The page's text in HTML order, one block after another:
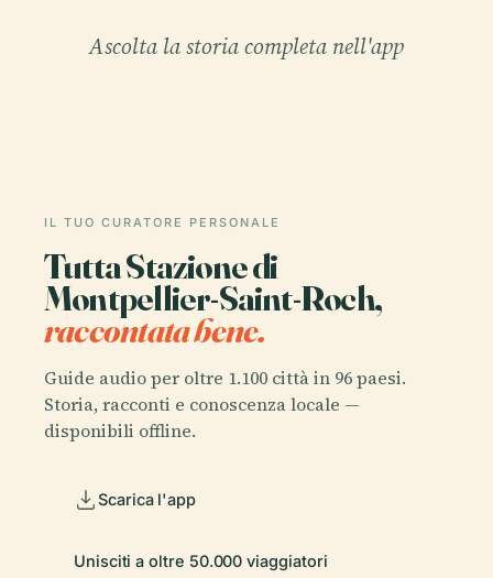
Ascolta la storia completa nell'app
IL TUO CURATORE PERSONALE
Tutta Stazione di
Montpellier-Saint-Roch,
raccontata bene.
Guide audio per oltre 1.100 città in 96 paesi.
Storia, racconti e conoscenza locale —
disponibili offline.
Scarica l'app
Unisciti a oltre 50.000 viaggiatori